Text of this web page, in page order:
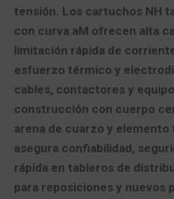
tensión. Los cartuchos NH
con curva aM ofrecen alta
limitación rápida de
esfuerzo térmico y
cables, contactores y
construcción con cuerpo
arena de cuarzo y elemento
asegura confiabilidad,
rápida en tableros de
para reposiciones y nuevos